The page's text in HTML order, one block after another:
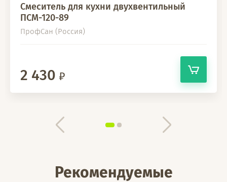
Смеситель для кухни двухвентильный
ПСМ-120-89
ПрофСан (Россия)
2 430
Рекомендуемые